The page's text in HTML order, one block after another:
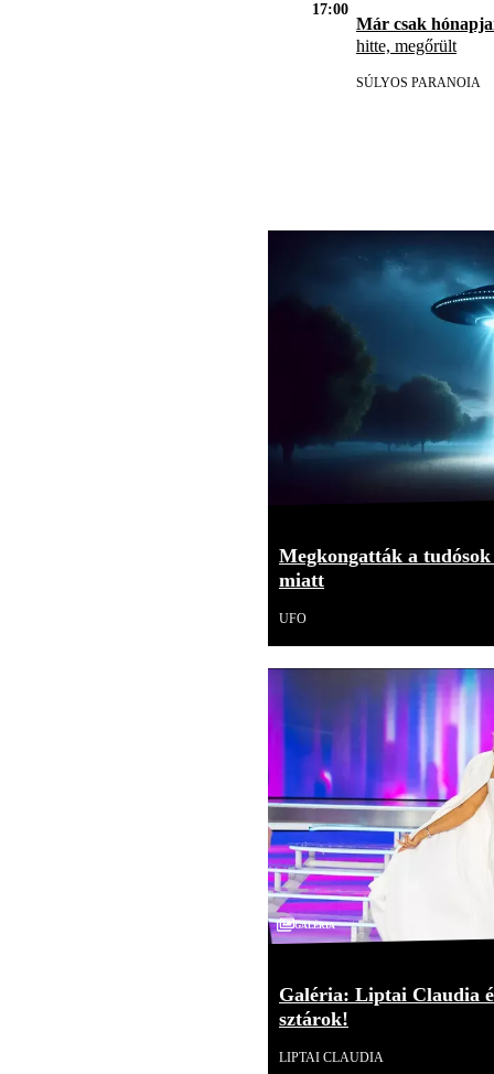
17:00
Már csak
hitte, megőrült
SÚLYOS PARANOIA
Megkongatták a
miatt
UFO
Galéria
Galéria: Liptai Claudia
sztárok!
LIPTAI CLAUDIA